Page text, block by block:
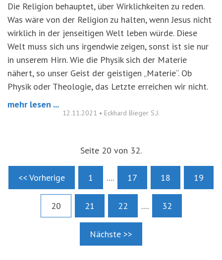
Die Religion behauptet, über Wirklichkeiten zu reden.
Was wäre von der Religion zu halten, wenn Jesus nicht
wirklich in der jenseitigen Welt leben würde. Diese
Welt muss sich uns irgendwie zeigen, sonst ist sie nur
in unserem Hirn. Wie die Physik sich der Materie
nähert, so unser Geist der geistigen „Materie“. Ob
Physik oder Theologie, das Letzte erreichen wir nicht.
mehr lesen ...
12.11.2021 • Eckhard Bieger S.J.
Seite 20 von 32.
<< Vorherige 1 .... 17 18 19
20 21 22 .... 32
Nächste >>